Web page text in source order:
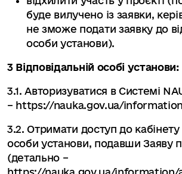
буде вилучено із заявки,
не зможе подати заявку до
особи установи).
3 Відповідальній особі установи:
3.1. Авторизуватися в Системі
– https://nauka.gov.ua/
3.2. Отримати доступ до кабінету
особи установи, подавши Заяву
(детально –